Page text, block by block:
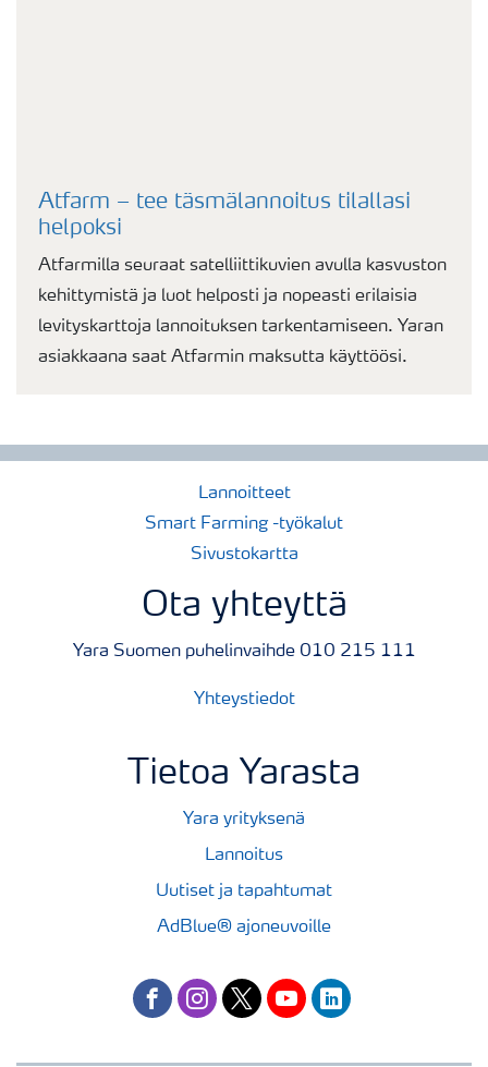
Atfarm – tee täsmälannoitus tilallasi
helpoksi
Atfarmilla seuraat satelliittikuvien avulla kasvuston
kehittymistä ja luot helposti ja nopeasti erilaisia
levityskarttoja lannoituksen tarkentamiseen. Yaran
asiakkaana saat Atfarmin maksutta käyttöösi.
Lannoitteet
Smart Farming -työkalut
Sivustokartta
Ota yhteyttä
Yara Suomen puhelinvaihde 010 215 111
Yhteystiedot
Tietoa Yarasta
Yara yrityksenä
Lannoitus
Uutiset ja tapahtumat
AdBlue® ajoneuvoille
facebookinstagram
twitteryoutubelinkedin